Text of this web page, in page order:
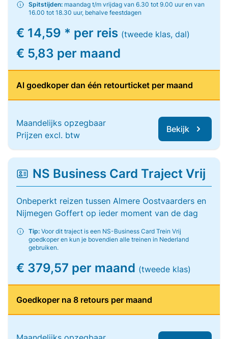
Spitstijden: maandag t/m vrijdag van 6.30 tot 9.00 uur en van
16.00 tot 18.30 uur, behalve feestdagen
€ 14,59 * per reis (tweede klas, dal)
€ 5,83 per maand
Al goedkoper dan één retourticket per maand
Maandelijks opzegbaar
Prijzen excl. btw
Bekijk
NS Business Card Traject Vrij
Onbeperkt reizen tussen Almere Oostvaarders en
Nijmegen Goffert op ieder moment van de dag
Tip: Voor dit traject is een NS-Business Card Trein Vrij
goedkoper en kun je bovendien alle treinen in Nederland
gebruiken.
€ 379,57 per maand (tweede klas)
Goedkoper na 8 retours per maand